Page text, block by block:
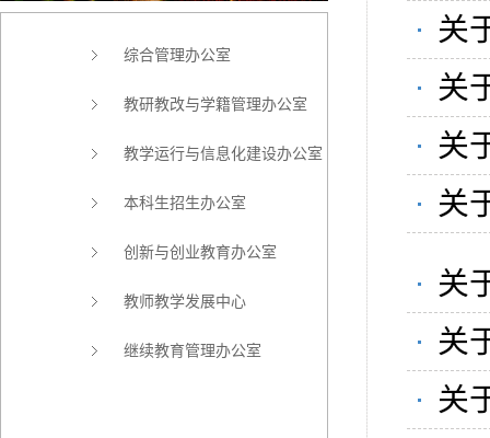
综合管理办公室
教研教改与学籍管理办公室
教学运行与信息化建设办公室
本科生招生办公室
创新与创业教育办公室
教师教学发展中心
继续教育管理办公室
示
关
目
关
材
关
目
关
究
关
材
关
材
关